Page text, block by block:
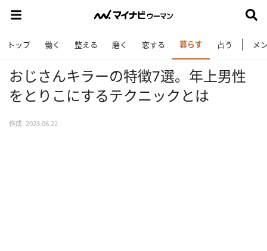
トップ 働く 整える 磨く 恋する 暮らす 占う メ
おじさんキラーの特徴7選。年上男性
をとりこにするテクニックとは
作成: 2023.06.22